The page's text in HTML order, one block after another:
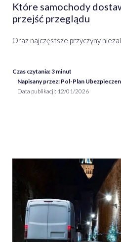
Które samochody
przejść przeglądu
Oraz najczęstsze przyczyny
Czas czytania:3 minut
Napisany przez: Pol-Plan
Data publikacji: 12/01/2026